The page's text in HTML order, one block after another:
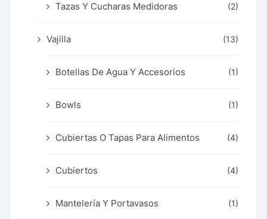
Tazas Y Cucharas Medidoras (2)
Vajilla (13)
Botellas De Agua Y Accesorios (1)
Bowls (1)
Cubiertas O Tapas Para Alimentos (4)
Cubiertos (4)
Mantelería Y Portavasos (1)